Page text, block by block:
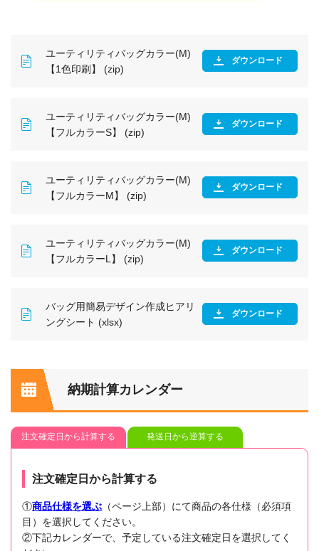
ユーティリティバッグカラー(M)
【1色印刷】 (zip)
ダウンロード
ユーティリティバッグカラー(M)
【フルカラーS】 (zip)
ダウンロード
ユーティリティバッグカラー(M)
【フルカラーM】 (zip)
ダウンロード
ユーティリティバッグカラー(M)
【フルカラーL】 (zip)
ダウンロード
バッグ用簡易デザイン作成ヒアリ
ングシート (xlsx)
ダウンロード
納期計算カレンダー
注文確定日から計算する 発送日から逆算する
注文確定日から計算する
①商品仕様を選ぶ （ページ上部）にて商品の各仕様（必須項
目）を選択してください。
②下記カレンダーで、予定している注文確定日を選択してく